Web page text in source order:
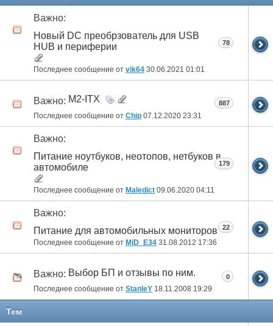
Важно:
Новый DC преобрзователь для USB
HUB и периферии
Последнее сообщение от vik64 30.06.2021 01:01
78
Важно: M2-ITX
Последнее сообщение от Chip 07.12.2020 23:31
887
Важно:
Питание ноутбуков, неотопов, нетбуков в
автомобиле
Последнее сообщение от Maledict 09.06.2020 04:11
179
Важно:
Питание для автомобильных мониторов
Последнее сообщение от MiD_E34 31.08.2012 17:36
22
Важно: Выбор БП и отзывы по ним.
Последнее сообщение от StanleY 18.11.2008 19:29
0
Тем